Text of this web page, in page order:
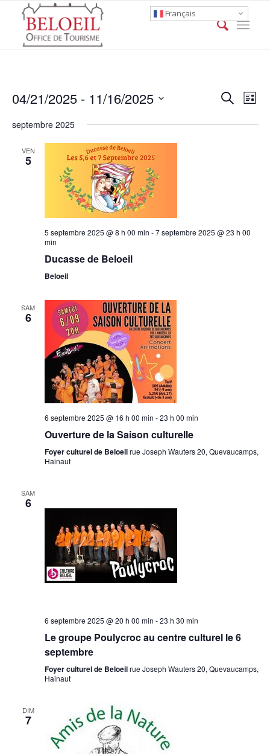
Events
Search
List
04/21/2025 - 11/16/2025
date.
septembre 2025
VEN
5
5 septembre 2025 @ 8 h 00 min -7 septembre 2025 @ 23 h 00
min
Ducasse de Beloeil
Beloeil
SAM
6
6 septembre 2025 @ 16 h 00 min -23 h 00 min
Ouverture de la Saison culturelle
Foyer culturel de Beloeilrue Joseph Wauters 20, Quevaucamps,
Hainaut
SAM
6
6 septembre 2025 @ 20 h 00 min -23 h 30 min
Le groupe Poulycroc au centre culturel le 6
septembre
Foyer culturel de Beloeilrue Joseph Wauters 20, Quevaucamps,
Hainaut
DIM
7
Français